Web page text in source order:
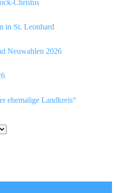
Christus
in St. Leonhard
Neuwahlen 2026
ehemalige Landkreis“